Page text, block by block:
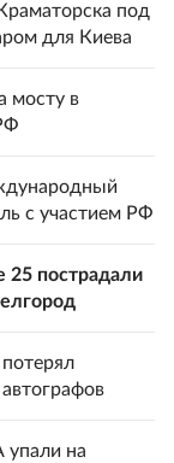
под
для Киева
мосту в
с участием РФ
25 пострадали
на